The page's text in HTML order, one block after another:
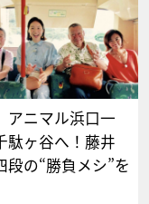
アニマル浜口一
駄ヶ谷へ！藤井
段の“勝負メシ”を